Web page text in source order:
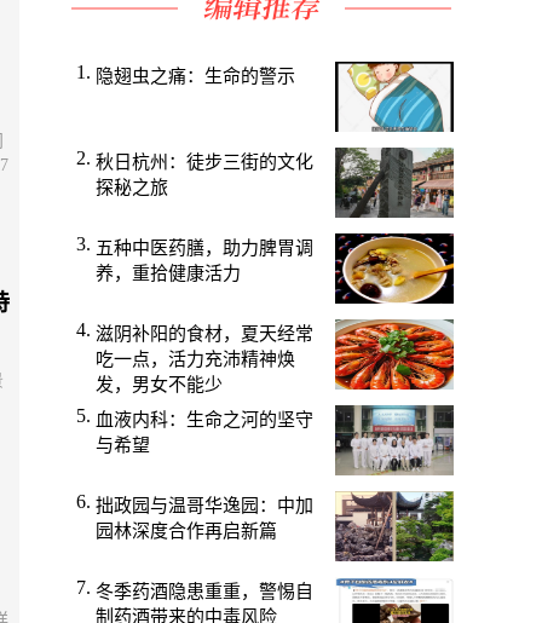
隐翅虫之痛：生命的警示
秋日杭州：徒步三街的文化
探秘之旅
五种中医药膳，助力脾胃调
养，重拾健康活力
滋阴补阳的食材，夏天经常
吃一点，活力充沛精神焕
发，男女不能少
血液内科：生命之河的坚守
与希望
拙政园与温哥华逸园：中加
园林深度合作再启新篇
冬季药酒隐患重重，警惕自
制药酒带来的中毒风险